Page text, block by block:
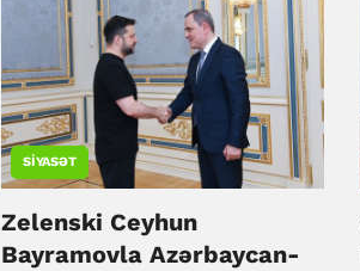
SIYASƏT
Zelenski Ceyhun
Bayramovla Azərbaycan-